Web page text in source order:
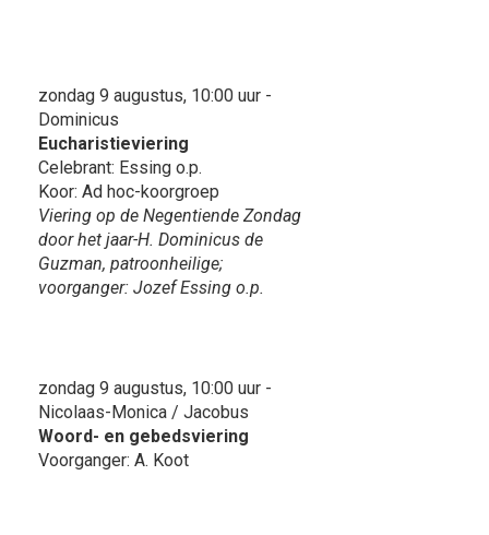
zondag 9 augustus, 10:00 uur -
Dominicus
Eucharistieviering
Celebrant: Essing o.p.
Koor: Ad hoc-koorgroep
Viering op de Negentiende Zondag
door het jaar-H. Dominicus de
Guzman, patroonheilige;
voorganger: Jozef Essing o.p.
zondag 9 augustus, 10:00 uur -
Nicolaas-Monica / Jacobus
Woord- en gebedsviering
Voorganger: A. Koot